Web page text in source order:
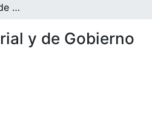
Casa Consistorial y de Gobierno
y de Gobierno